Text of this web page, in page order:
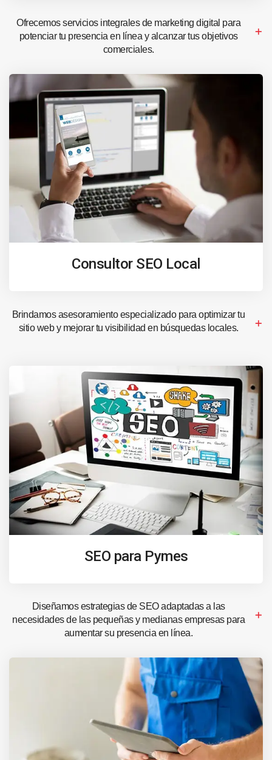
Ofrecemos servicios integrales de marketing digital para
potenciar tu presencia en línea y alcanzar tus objetivos
comerciales.
Consultor SEO Local
Brindamos asesoramiento especializado para optimizar tu
sitio web y mejorar tu visibilidad en búsquedas locales.
SEO para Pymes
Diseñamos estrategias de SEO adaptadas a las
necesidades de las pequeñas y medianas empresas para
aumentar su presencia en línea.